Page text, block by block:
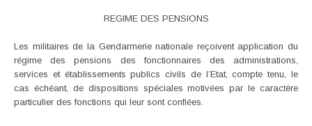
REGIME DES PENSIONS
Les militaires de la Gendarmerie nationale reçoivent application du
régime des pensions des fonctionnaires des administrations,
services et établissements publics civils de l’Etat, compte tenu, le
cas échéant, de dispositions spéciales motivées par le caractère
particulier des fonctions qui leur sont confiées.